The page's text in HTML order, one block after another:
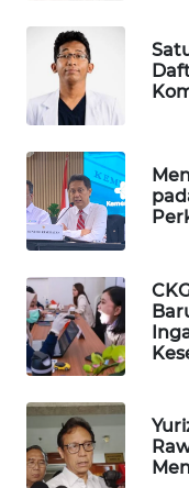
WAHANA
INFRASTRUKTUR
WAHANA
KONSUMEN
WAHANA
LISTRIK
WAHANA
TRAVEL
TV
WAHANANEWS